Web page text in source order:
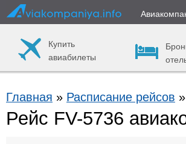
Купить
авиабилеты
Главная » Расписание рейсов
Рейс FV-5736